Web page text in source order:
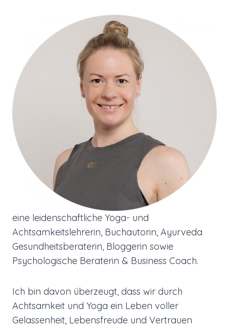
eine leidenschaftliche Yoga- und
Achtsamkeitslehrerin, Buchautorin, Ayurveda
Gesundheitsberaterin, Bloggerin sowie
Psychologische Beraterin & Business Coach.
Ich bin davon überzeugt, dass wir durch
Achtsamkeit und Yoga ein Leben voller
Gelassenheit, Lebensfreude und Vertrauen